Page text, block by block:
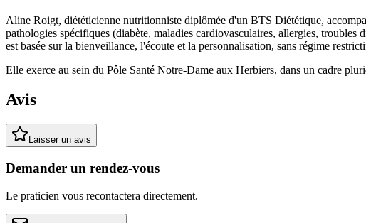
Aline Roigt, diététicienne nutritionniste diplômée d'un BTS Diététique,
pathologies spécifiques (diabète, maladies cardiovasculaires, allergies,
est basée sur la bienveillance, l'écoute et la personnalisation, sans régime
Elle exerce au sein du Pôle Santé Notre-Dame aux Herbiers, dans un cadre
Avis
Laisser un avis
Demander un rendez-vous
Le praticien vous recontactera directement.